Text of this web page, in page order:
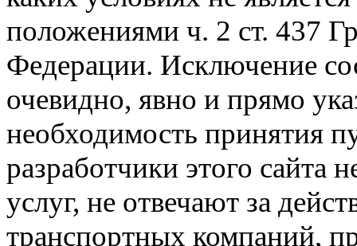
положениями ч. 2 ст. 437
Федерации. Исключение
очевидно, явно и прямо
необходимость принятия
разработчики этого сайта
услуг, не отвечают за
транспортных компаний,